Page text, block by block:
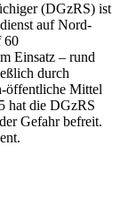
(DGzRS) ist
auf Nord-
60
Einsatz – rund
durch
öffentliche Mittel
hat die DGzRS
Gefahr befreit.